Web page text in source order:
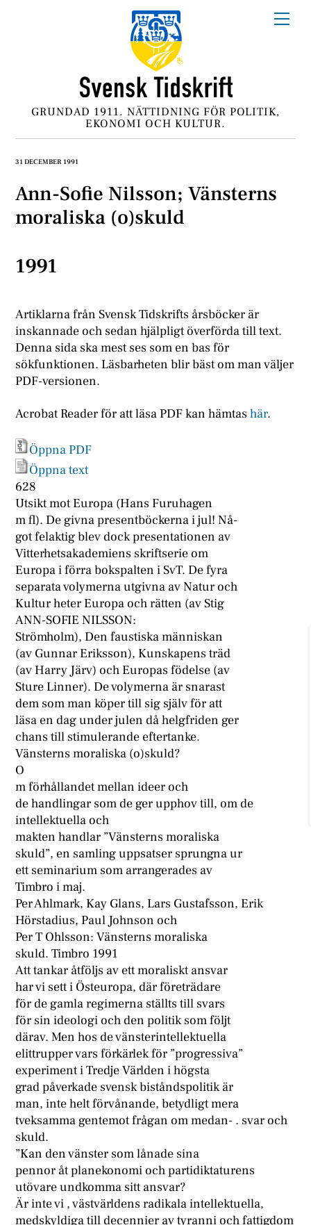
GRUNDAD 1911. NÄTTIDNING FÖR POLITIK,
EKONOMI OCH KULTUR.
31 DECEMBER 1991
Ann-Sofie Nilsson; Vänsterns
moraliska (o)skuld
1991
Artiklarna från Svensk Tidskrifts årsböcker är
inskannade och sedan hjälpligt överförda till text.
Denna sida ska mest ses som en bas för
sökfunktionen. Läsbarheten blir bäst om man väljer
PDF-versionen.
Acrobat Reader för att läsa PDF kan hämtashär.
Öppna PDF
Öppna text
628
Utsikt mot Europa (Hans Furuhagen
m fl). De givna presentböckerna i jul! Nå-
got felaktig blev dock presentationen av
Vitterhetsakademiens skriftserie om
Europa i förra bokspalten i SvT. De fyra
separata volymerna utgivna av Natur och
Kultur heter Europa och rätten (av Stig
ANN-SOFIE NILSSON:
Strömholm), Den faustiska människan
(av Gunnar Eriksson), Kunskapens träd
(av Harry Järv) och Europas födelse (av
Sture Linner). De volymerna är snarast
dem som man köper till sig själv för att
läsa en dag under julen då helgfriden ger
chans till stimulerande eftertanke.
Vänsterns moraliska (o)skuld?
O
m förhållandet mellan ideer och
de handlingar som de ger upphov till, om de
intellektuella och
makten handlar ”Vänsterns moraliska
skuld”, en samling uppsatser sprungna ur
ett seminarium som arrangerades av
Timbro i maj.
Per Ahlmark, Kay Glans, Lars Gustafsson, Erik
Hörstadius, Paul Johnson och
Per T Ohlsson: Vänsterns moraliska
skuld. Timbro 1991
Att tankar åtföljs av ett moraliskt ansvar
har vi sett i Östeuropa, där företrädare
för de gamla regimerna ställts till svars
för sin ideologi och den politik som följt
därav. Men hos de vänsterintellektuella
elittrupper vars förkärlek för ”progressiva”
experiment i Tredje Världen i högsta
grad påverkade svensk biståndspolitik är
man, inte helt förvånande, betydligt mera
tveksamma gentemot frågan om medan- . svar och
skuld.
”Kan den vänster som lånade sina
pennor åt planekonomi och partidiktaturens
utövare undkomma sitt ansvar?
Är inte vi , västvärldens radikala intellektuella,
medskyldiga till decennier av tyranni och fattigdom